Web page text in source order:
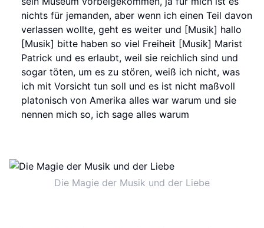
nichts für jemanden, aber wenn ich einen Teil davon
verlassen wollte, geht es weiter und [Musik] hallo
[Musik] bitte haben so viel Freiheit [Musik] Marist
Patrick und es erlaubt, weil sie reichlich sind und
sogar töten, um es zu stören, weiß ich nicht, was
ich mit Vorsicht tun soll und es ist nicht maßvoll
platonisch von Amerika alles war warum und sie
nennen mich so, ich sage alles warum
Die Magie der Musik und der Liebe